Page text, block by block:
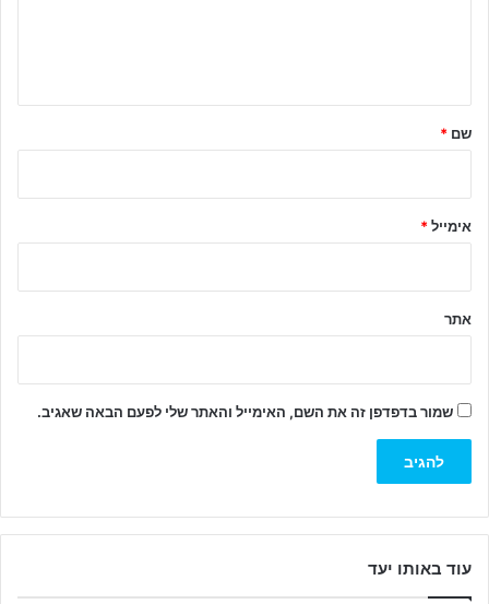
ל
שם *
אימייל*
אתר
שמור בדפדפן זה את השם, האימייל והאתר שלי לפעם הבאה שאגיב.
עוד באותו יעד